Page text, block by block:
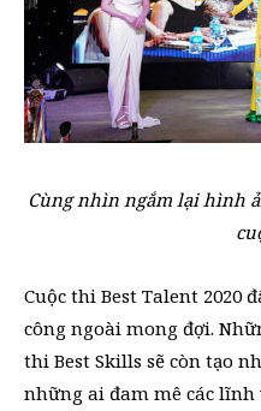
Cùng nhìn ngắm lại hình
Cuộc thi Best Talent 2020
công ngoài mong đợi.
thi Best Skills sẽ còn tạo
những ai đam mê các lĩnh